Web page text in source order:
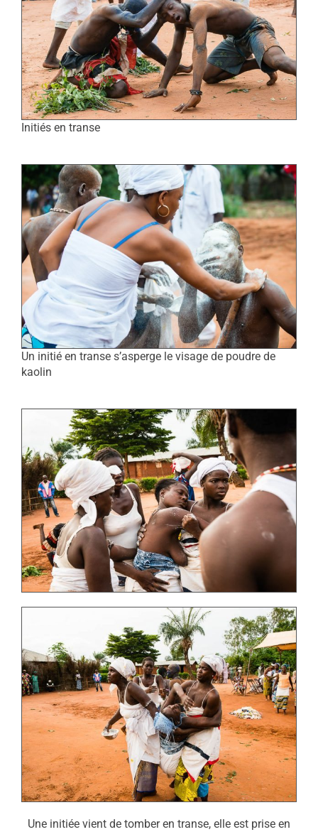
Initiés en transe
Un initié en transe s’asperge le visage de poudre de
kaolin
Une initiée vient de tomber en transe, elle est prise en